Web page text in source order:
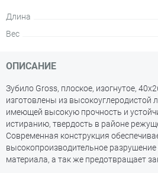
Длина
Вес
ОПИСАНИЕ
Зубило Gross, плоское, изогнутое,
изготовлены из высокоуглеродистой
имеющей высокую прочность и
истиранию, твердость в районе
Современная конструкция
высокопроизводительное
материала, а так же предотвращает